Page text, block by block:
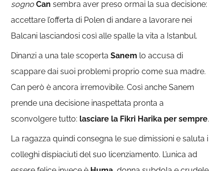
sognoCansembra aver preso ormai la sua decisione:
accettare l’offerta di Polen di andare a lavorare nei
Balcani lasciandosi così alle spalle la vita a Istanbul.
Dinanzi a una tale scoperta Sanem lo accusa di
scappare dai suoi problemi proprio come sua madre.
Can però è ancora irremovibile. Così anche Sanem
prende una decisione inaspettata pronta a
sconvolgere tutto: lasciare la Fikri Harika per sempre.
La ragazza quindi consegna le sue dimissioni e saluta i
colleghi dispiaciuti del suo licenziamento. L’unica ad